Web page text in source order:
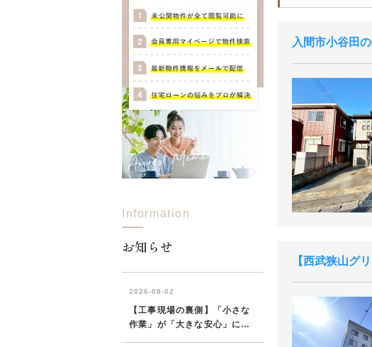
西東京市 東久留米市
売却コラム よくある質問
小手指営業所 所沢営業所
おうちLABO おうちのリフォーム おう
入間市小谷田
西武狭山グ
Information
お知らせ